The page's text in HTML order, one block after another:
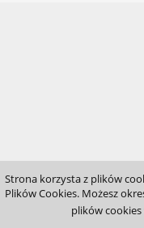
Strona korzysta z plików
Plików Cookies. Możesz
plików